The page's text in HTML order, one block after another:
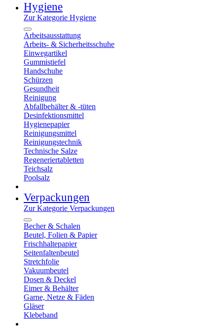
Hygiene
Zur Kategorie Hygiene
Arbeitsausstattung
Arbeits- & Sicherheitsschuhe
Einwegartikel
Gummistiefel
Handschuhe
Schürzen
Gesundheit
Reinigung
Abfallbehälter & -tüten
Desinfektionsmittel
Hygienepapier
Reinigungsmittel
Reinigungstechnik
Technische Salze
Regeneriertabletten
Teichsalz
Poolsalz
Verpackungen
Zur Kategorie Verpackungen
Becher & Schalen
Beutel, Folien & Papier
Frischhaltepapier
Seitenfaltenbeutel
Stretchfolie
Vakuumbeutel
Dosen & Deckel
Eimer & Behälter
Garne, Netze & Fäden
Gläser
Klebeband